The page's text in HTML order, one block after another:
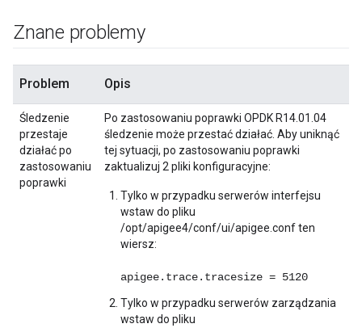
Znane problemy
Problem Opis
Śledzenie
przestaje
działać po
zastosowaniu
poprawki
Po zastosowaniu poprawki OPDK R14.01.04
śledzenie może przestać działać. Aby uniknąć
tej sytuacji, po zastosowaniu poprawki
zaktualizuj 2 pliki konfiguracyjne:
Tylko w przypadku serwerów interfejsu
wstaw do pliku
/opt/apigee4/conf/ui/apigee.conf ten
wiersz:
apigee.trace.tracesize = 5120
Tylko w przypadku serwerów zarządzania
wstaw do pliku